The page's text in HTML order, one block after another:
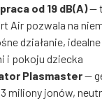
od 19 dB(A)—
Air pozwala na
działanie,
i pokoju dziecka
Plasmaster—
miliony jonów,